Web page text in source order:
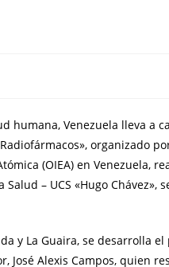
humana, Venezuela lleva a
organizado
(OIEA) en Venezuela,
– UCS «Hugo Chávez»,
y La Guaira, se desarrolla
Alexis Campos, quien